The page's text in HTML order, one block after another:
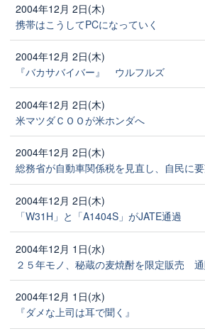
2004年12月 2日(木)
携帯はこうしてPCになっていく
2004年12月 2日(木)
『バカサバイバー』 ウルフルズ
2004年12月 2日(木)
米マツダＣＯＯが米ホンダへ
2004年12月 2日(木)
総務省が自動車関係税を見直し、自民に
2004年12月 2日(木)
「W31H」と「A1404S」がJATE通過
2004年12月 1日(水)
２５年モノ、秘蔵の麦焼酎を限定販売
2004年12月 1日(水)
『ダメな上司は耳で聞く』